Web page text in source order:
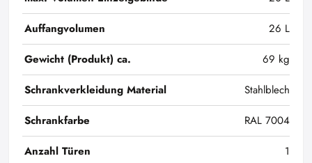
Auffangvolumen
26 L
Gewicht (Produkt) ca.
69 kg
Schrankverkleidung Material
Stahlblech
Schrankfarbe
RAL 7004
Anzahl Türen
1